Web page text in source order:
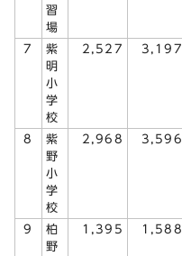
習
場
7
紫
明
小
学
校
2,527 3,197
8
紫
野
小
学
校
2,968 3,596
9
柏
野
1,395 1,588